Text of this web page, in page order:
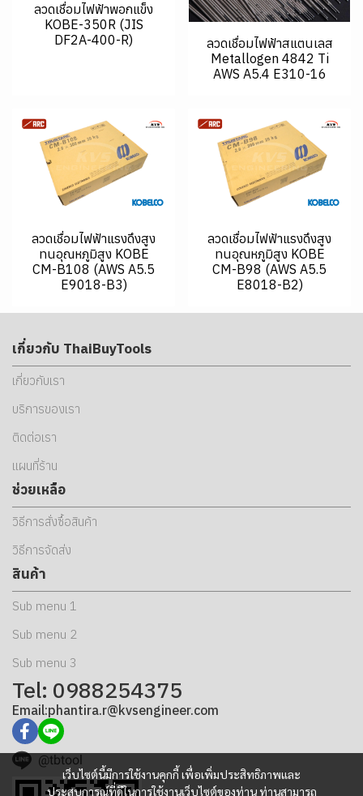
ลวดเชื่อมไฟฟ้าพอกแข็ง
KOBE-350R (JIS
DF2A-400-R)
ลวดเชื่อมไฟฟ้าสแตนเลส
Metallogen 4842 Ti
AWS A5.4 E310-16
ลวดเชื่อมไฟฟ้าแรงดึงสูง
ทนอุณหภูมิสูง KOBE
CM-B108 (AWS A5.5
E9018-B3)
ลวดเชื่อมไฟฟ้าแรงดึงสูง
ทนอุณหภูมิสูง KOBE
CM-B98 (AWS A5.5
E8018-B2)
เว็บไซต์นี้มีการใช้งานคุกกี้ เพื่อเพิ่มประสิทธิภาพและ
ประสบการณ์ที่ดีในการใช้งานเว็บไซต์ของท่าน ท่านสามารถ
เกี่ยวกับ ThaiBuyTools
เกี่ยวกับเรา
บริการของเรา
ติดต่อเรา
แผนที่ร้าน
ช่วยเหลือ
วิธีการสั่งซื้อสินค้า
วิธีการจัดส่ง
สินค้า
Sub menu 1
Sub menu 2
Sub menu 3
Tel: 0988254375
Email:phantira.r@kvsengineer.com
@tbtool